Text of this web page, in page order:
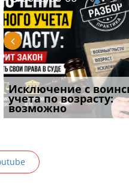
на яких не
пер
за іншою
нов
Исключение с
учета по возрасту:
возможно
Восьмий ААС
підтвердив, що
може скас